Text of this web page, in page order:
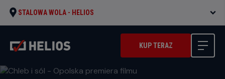
STALOWA WOLA - HELIOS
KUP TERAZ